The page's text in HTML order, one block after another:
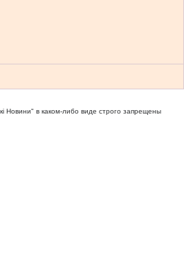
Новини" в каком-либо виде строго запрещены